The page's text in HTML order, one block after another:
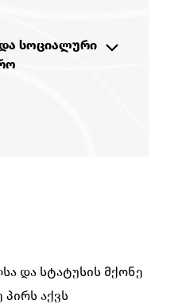
და სტატუსის მქონე
აქვს
სოციალური